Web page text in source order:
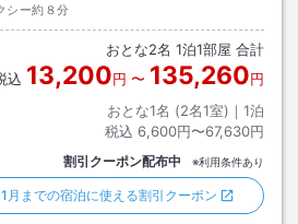
シー約８分
おとな2名 1泊1部屋 合計
込 13,200円 〜 135,260円
おとな1名 (2名1室)｜ 1泊
税込 6,600円〜67,630円
割引クーポン配布中 ※利用条件あり
月までの宿泊に使える割引クーポン